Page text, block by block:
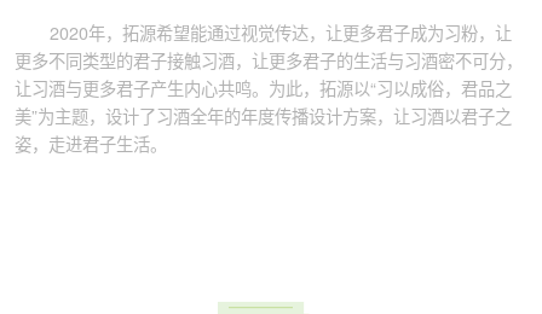
2020年，拓源希望能通过视觉传达，让更多君子成为习粉，让
更多不同类型的君子接触习酒，让更多君子的生活与习酒密不可分，
让习酒与更多君子产生内心共鸣。为此，拓源以“习以成俗，君品之
美”为主题，设计了习酒全年的年度传播设计方案，让习酒以君子之
姿，走进君子生活。